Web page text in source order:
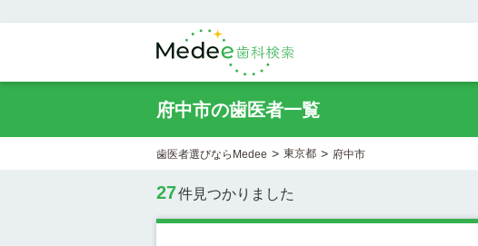
府中市の歯医者一覧
歯医者選びならMedee > 東京都 > 府中市
27件見つかりました